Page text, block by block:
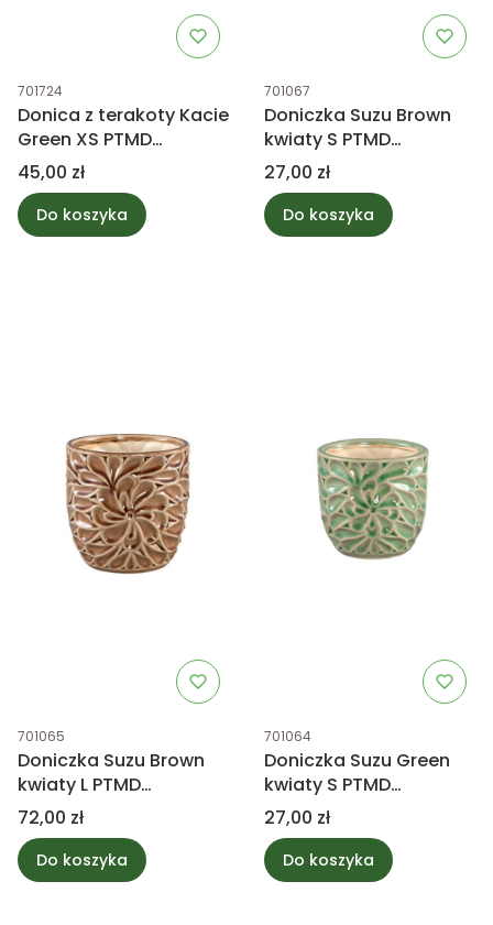
Kod produktu
701724
Donica z terakoty Kacie
Green XS PTMD
Collection
Cena
45,00 zł
Do koszyka
Kod produktu
701067
Doniczka Suzu Brown
kwiaty S PTMD
Collection
Cena
27,00 zł
Do koszyka
Kod produktu
701065
Doniczka Suzu Brown
kwiaty L PTMD
Collection
Cena
72,00 zł
Do koszyka
Kod produktu
701064
Doniczka Suzu Green
kwiaty S PTMD
Collection
Cena
27,00 zł
Do koszyka